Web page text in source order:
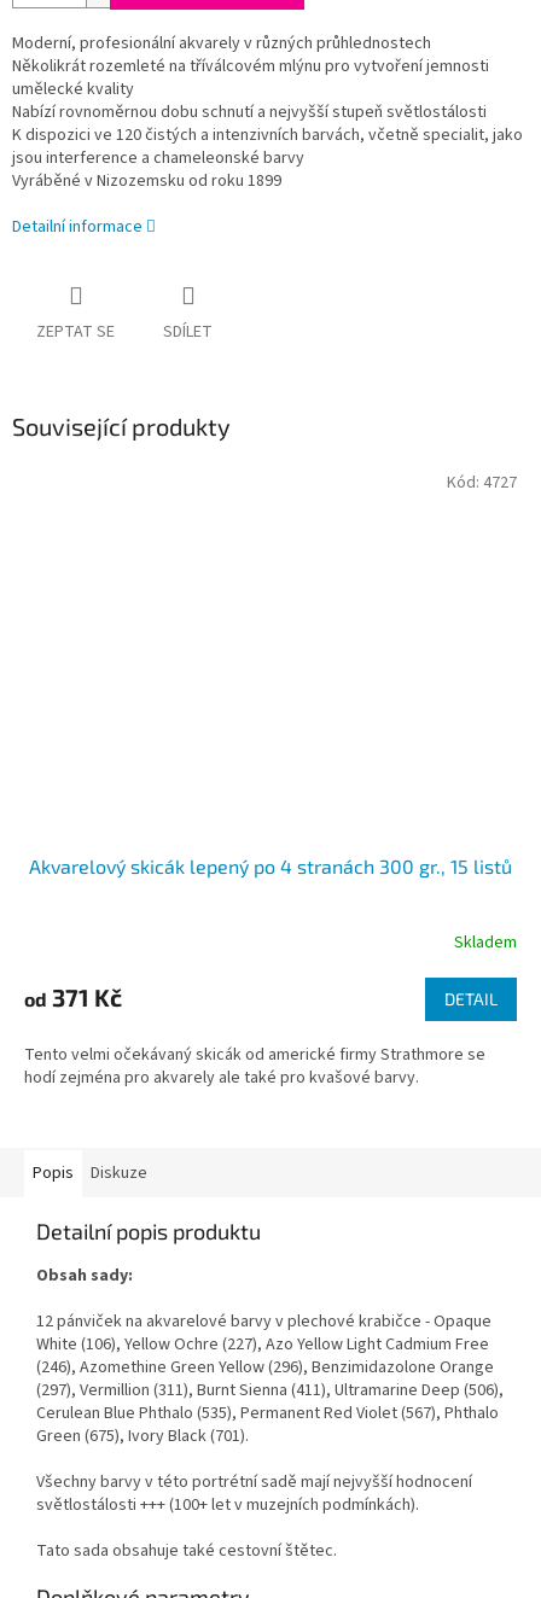
Moderní, profesionální akvarely v různých průhlednostech
Několikrát rozemleté na tříválcovém mlýnu pro vytvoření jemnosti
umělecké kvality
Nabízí rovnoměrnou dobu schnutí a nejvyšší stupeň světlostálosti
K dispozici ve 120 čistých a intenzivních barvách, včetně specialit, jako
jsou interference a chameleonské barvy
Vyráběné v Nizozemsku od roku 1899
Detailní informace
ZEPTAT SE SDÍLET
Související produkty
Akvarelový skicák lepený po 4 stranách 300 gr., 15 listů
Skladem
od 371 Kč DETAIL
Tento velmi očekávaný skicák od americké firmy Strathmore se
hodí zejména pro akvarely ale také pro kvašové barvy.
Kód: 4727
Popis Diskuze
Detailní popis produktu
Obsah sady:
12 pánviček na akvarelové barvy v plechové krabičce - Opaque
White (106), Yellow Ochre (227), Azo Yellow Light Cadmium Free
(246), Azomethine Green Yellow (296), Benzimidazolone Orange
(297), Vermillion (311), Burnt Sienna (411), Ultramarine Deep (506),
Cerulean Blue Phthalo (535), Permanent Red Violet (567), Phthalo
Green (675), Ivory Black (701).
Všechny barvy v této portrétní sadě mají nejvyšší hodnocení
světlostálosti +++ (100+ let v muzejních podmínkách).
Tato sada obsahuje také cestovní štětec.